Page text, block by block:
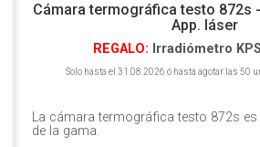
Cámara termográfica testo 872s
App. láser
REGALO: Irradiómetro
Solo hasta el 31.08.2026 ó hasta agotar las 50
La cámara termográfica testo 872s
de la gama.